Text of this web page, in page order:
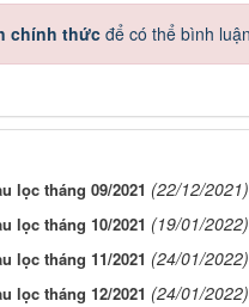
chính thứcđể có thể bình
lọc tháng 09/2021 (22/12/2021)
lọc tháng 10/2021 (19/01/2022)
lọc tháng 11/2021 (24/01/2022)
lọc tháng 12/2021 (24/01/2022)